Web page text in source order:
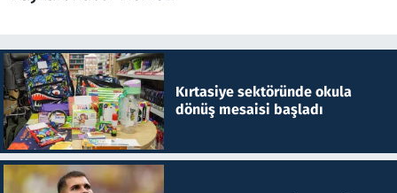
Kırtasiye sektöründe okula
dönüş mesaisi başladı